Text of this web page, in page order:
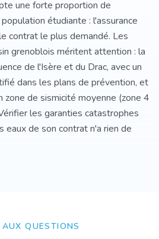
une forte proportion de
étudiante : l'assurance
contrat le plus demandé. Les
grenoblois méritent attention : la
de l'Isère et du Drac, avec un
dans les plans de prévention, et
zone de sismicité moyenne (zone 4
les garanties catastrophes
de son contrat n'a rien de
AUX QUESTIONS